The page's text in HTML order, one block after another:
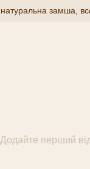
натуральна замша,
Додайте перший